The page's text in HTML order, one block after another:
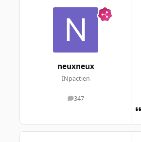
neuxneux
INpactien
347
messages